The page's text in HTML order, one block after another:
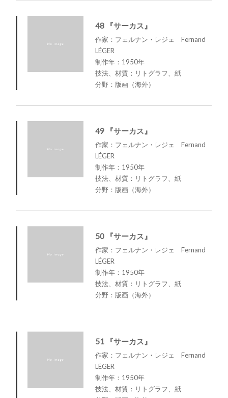
48 『サーカス』
作家：フェルナン・レジェ Fernand
LÉGER
制作年：1950年
技法、材質：リトグラフ、紙
分野：版画（海外）
49 『サーカス』
作家：フェルナン・レジェ Fernand
LÉGER
制作年：1950年
技法、材質：リトグラフ、紙
分野：版画（海外）
50 『サーカス』
作家：フェルナン・レジェ Fernand
LÉGER
制作年：1950年
技法、材質：リトグラフ、紙
分野：版画（海外）
51 『サーカス』
作家：フェルナン・レジェ Fernand
LÉGER
制作年：1950年
技法、材質：リトグラフ、紙